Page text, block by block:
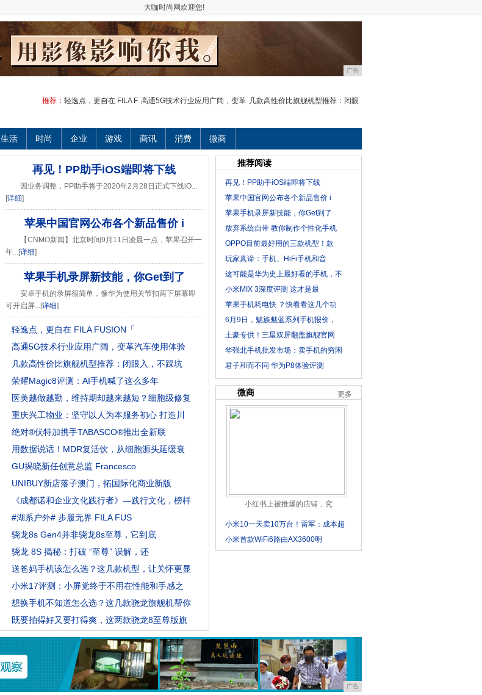
大咖时尚网欢迎您!
广告
推荐： 轻逸点，更自在 FILA F 高通5G技术行业应用广阔，变革 几款高性价比旗舰机型推荐：闭眼
生活 时尚 企业 游戏 商讯 消费 微商
再见！PP助手iOS端即将下线
因业务调整，PP助手将于2020年2月28日正式下线iO...
[详细]
苹果中国官网公布各个新品售价 i
【CNMO新闻】北京时间9月11日凌晨一点，苹果召开一
年...[详细]
苹果手机录屏新技能，你Get到了
安卓手机的录屏很简单，像华为使用关节扣两下屏幕即
可开启屏...[详细]
轻逸点，更自在 FILA FUSION「
高通5G技术行业应用广阔，变革汽车使用体验
几款高性价比旗舰机型推荐：闭眼入，不踩坑
荣耀Magic8评测：AI手机喊了这么多年
医美越做越勤，维持期却越来越短？细胞级修复
重庆兴工物业：坚守以人为本服务初心 打造川
绝对®伏特加携手TABASCO®推出全新联
用数据说话！MDR复活饮，从细胞源头延缓衰
GU揭晓新任创意总监 Francesco
UNIBUY新店落子澳门，拓国际化商业新版
《成都诺和企业文化践行者》—践行文化，榜样
#湖系户外# 步履无界 FILA FUS
骁龙8s Gen4并非骁龙8s至尊，它到底
骁龙 8S 揭秘：打破 “至尊” 误解，还
送爸妈手机该怎么选？这几款机型，让关怀更显
小米17评测：小屏党终于不用在性能和手感之
想换手机不知道怎么选？这几款骁龙旗舰机帮你
既要拍得好又要打得爽，这两款骁龙8至尊版旗
推荐阅读
再见！PP助手iOS端即将下线
苹果中国官网公布各个新品售价 i
苹果手机录屏新技能，你Get到了
放弃系统自带 教你制作个性化手机
OPPO目前最好用的三款机型！款
玩家真谛：手机、HiFi手机和音
这可能是华为史上最好看的手机，不
小米MIX 3深度评测 这才是最
苹果手机耗电快 ？快看看这几个功
6月9日，魅族魅蓝系列手机报价，
土豪专供！三星双屏翻盖旗舰官网
华强北手机批发市场：卖手机的穷困
君子和而不同 华为P8体验评测
微商 更多
小红书上被推爆的店铺，究
小米10一天卖10万台！雷军：成本超
小米首款WiFi6路由AX3600明
广告